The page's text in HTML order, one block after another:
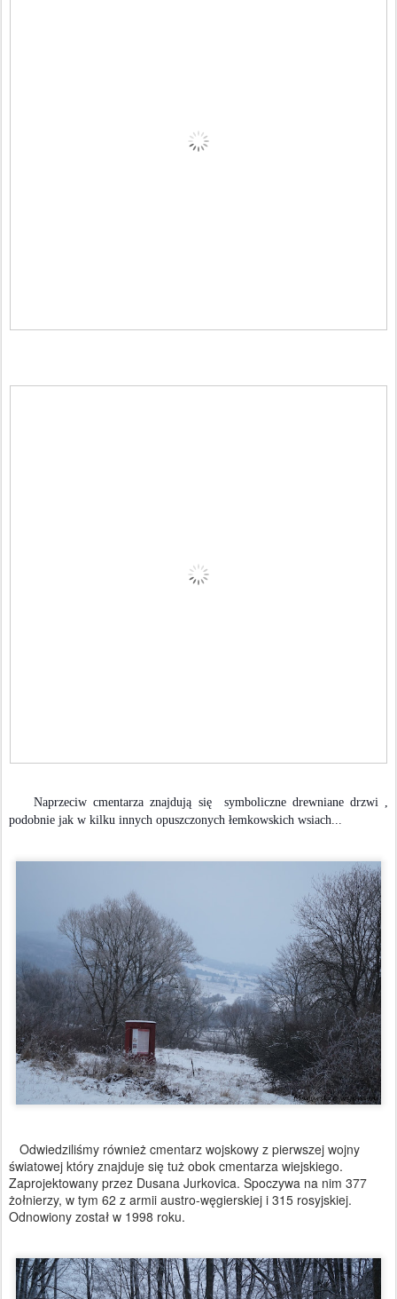
Naprzeciw cmentarza znajdują się symboliczne drewniane drzwi ,
podobnie jak w kilku innych opuszczonych łemkowskich wsiach...
Odwiedziliśmy również cmentarz wojskowy z pierwszej wojny
światowej który znajduje się tuż obok cmentarza wiejskiego.
Zaprojektowany przez Dusana Jurkovica. Spoczywa na nim 377
żołnierzy, w tym 62 z armii austro-węgierskiej i 315 rosyjskiej.
Odnowiony został w 1998 roku.